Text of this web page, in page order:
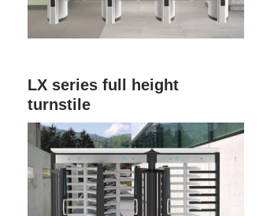
LX series full height
turnstile